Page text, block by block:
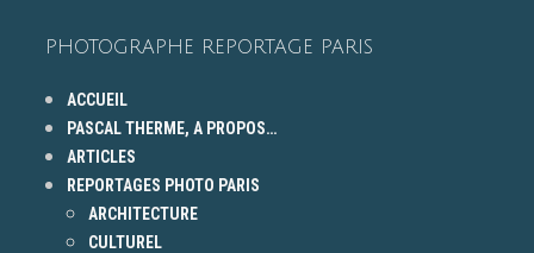
PHOTOGRAPHE REPORTAGE PARIS
ACCUEIL
PASCAL THERME, A PROPOS…
ARTICLES
REPORTAGES PHOTO PARIS
ARCHITECTURE
CULTUREL